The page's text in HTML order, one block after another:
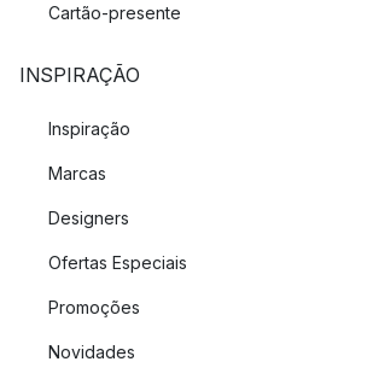
Cartão-presente
INSPIRAÇÃO
Inspiração
Marcas
Designers
Ofertas Especiais
Promoções
Novidades